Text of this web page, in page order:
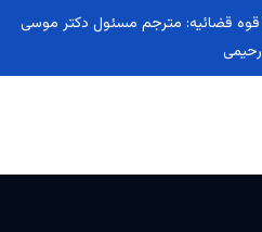
دارالترجمه رسمی آلپ: با کد 1386 قوه قضائیه: مترجم مسئول دکتر موسی
رحیمی